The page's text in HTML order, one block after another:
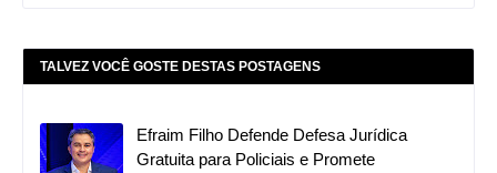
TALVEZ VOCÊ GOSTE DESTAS POSTAGENS
​Efraim Filho Defende Defesa Jurídica
Gratuita para Policiais e Promete